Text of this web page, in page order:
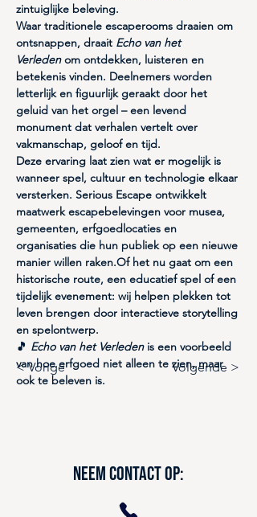
< Vorige Volgende >
zintuiglijke beleving.
Waar traditionele escaperooms draaien om
ontsnappen, draait Echo van het
Verleden om ontdekken, luisteren en
betekenis vinden. Deelnemers worden
letterlijk en figuurlijk geraakt door het
geluid van het orgel – een levend
monument dat verhalen vertelt over
vakmanschap, geloof en tijd.
Deze ervaring laat zien wat er mogelijk is
wanneer spel, cultuur en technologie elkaar
versterken. Serious Escape ontwikkelt
maatwerk escapebelevingen voor musea,
gemeenten, erfgoedlocaties en
organisaties die hun publiek op een nieuwe
manier willen raken.Of het nu gaat om een
historische route, een educatief spel of een
tijdelijk evenement: wij helpen plekken tot
leven brengen door interactieve storytelling
en spelontwerp.
🎵 Echo van het Verleden is een voorbeeld
van hoe erfgoed niet alleen te zien, maar
ook te beleven is.
Neem contact op: